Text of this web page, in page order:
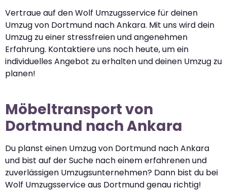
Vertraue auf den Wolf Umzugsservice für deinen
Umzug von Dortmund nach Ankara. Mit uns wird dein
Umzug zu einer stressfreien und angenehmen
Erfahrung. Kontaktiere uns noch heute, um ein
individuelles Angebot zu erhalten und deinen Umzug zu
planen!
Möbeltransport von
Dortmund nach Ankara
Du planst einen Umzug von Dortmund nach Ankara
und bist auf der Suche nach einem erfahrenen und
zuverlässigen Umzugsunternehmen? Dann bist du bei
Wolf Umzugsservice aus Dortmund genau richtig!